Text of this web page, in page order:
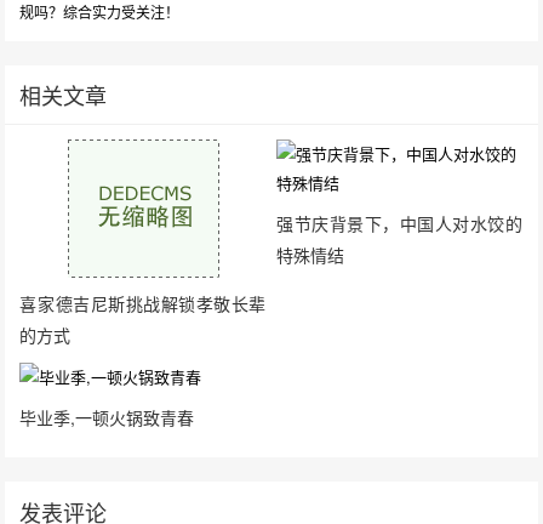
规吗？综合实力受关注！
相关文章
喜家德吉尼斯挑战解锁孝敬长辈
的方式
强节庆背景下，中国人对水饺的
特殊情结
毕业季,一顿火锅致青春
发表评论